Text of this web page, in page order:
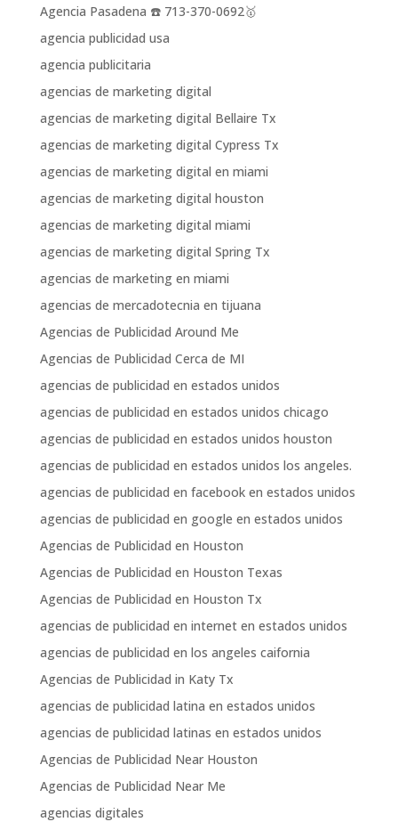
Agencia Pasadena ☎️ 713-370-0692🥇
agencia publicidad usa
agencia publicitaria
agencias de marketing digital
agencias de marketing digital Bellaire Tx
agencias de marketing digital Cypress Tx
agencias de marketing digital en miami
agencias de marketing digital houston
agencias de marketing digital miami
agencias de marketing digital Spring Tx
agencias de marketing en miami
agencias de mercadotecnia en tijuana
Agencias de Publicidad Around Me
Agencias de Publicidad Cerca de MI
agencias de publicidad en estados unidos
agencias de publicidad en estados unidos chicago
agencias de publicidad en estados unidos houston
agencias de publicidad en estados unidos los angeles.
agencias de publicidad en facebook en estados unidos
agencias de publicidad en google en estados unidos
Agencias de Publicidad en Houston
Agencias de Publicidad en Houston Texas
Agencias de Publicidad en Houston Tx
agencias de publicidad en internet en estados unidos
agencias de publicidad en los angeles caifornia
Agencias de Publicidad in Katy Tx
agencias de publicidad latina en estados unidos
agencias de publicidad latinas en estados unidos
Agencias de Publicidad Near Houston
Agencias de Publicidad Near Me
agencias digitales